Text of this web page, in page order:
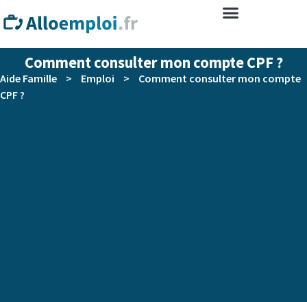
Comment consulter mon compte CPF ?
Aide Famille > Emploi >
Comment consulter mon compte
CPF ?